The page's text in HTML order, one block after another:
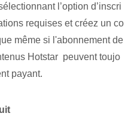
l’option d’inscri
requises et créez un co
même si l'abonnement de
⁢Hotstar ‌ peuvent toujo
payant.